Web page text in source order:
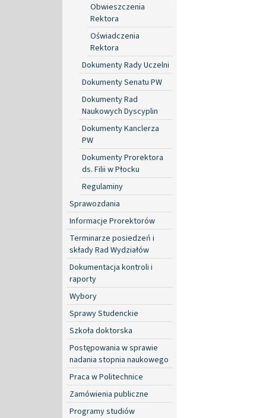
Obwieszczenia
Rektora
Oświadczenia
Rektora
Dokumenty Rady Uczelni
Dokumenty Senatu PW
Dokumenty Rad
Naukowych Dyscyplin
Dokumenty Kanclerza
PW
Dokumenty Prorektora
ds. Filii w Płocku
Regulaminy
Sprawozdania
Informacje Prorektorów
Terminarze posiedzeń i
składy Rad Wydziałów
Dokumentacja kontroli i
raporty
Wybory
Sprawy Studenckie
Szkoła doktorska
Postępowania w sprawie
nadania stopnia naukowego
Praca w Politechnice
Zamówienia publiczne
Programy studiów